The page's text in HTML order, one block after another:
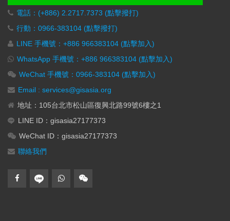
電話：(+886) 2.2717.7373 (點擊撥打)
行動：0966-383104 (點擊撥打)
LINE 手機號：+886 966383104 (點擊加入)
WhatsApp 手機號：+886 966383104 (點擊加入)
WeChat 手機號：0966-383104 (點擊加入)
Email : services@gisasia.org
地址：105台北市松山區復興北路99號6樓之1
LINE ID：gisasia27177373
WeChat ID：gisasia27177373
聯絡我們